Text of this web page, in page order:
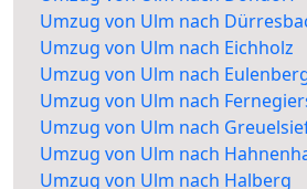
Umzug von Ulm nach
Umzug von Ulm nach Eichholz
Umzug von Ulm nach
Umzug von Ulm nach
Umzug von Ulm nach
Umzug von Ulm nach
Umzug von Ulm nach Halberg